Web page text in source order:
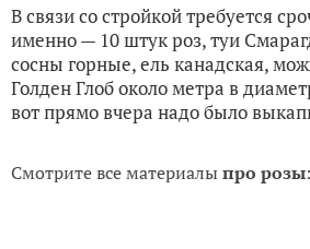
В связи со стройкой требуется
именно — 10 штук роз, туи
сосны горные, ель канадская,
Голден Глоб около метра в
вот прямо вчера надо было
Смотрите все материалыпро розы: